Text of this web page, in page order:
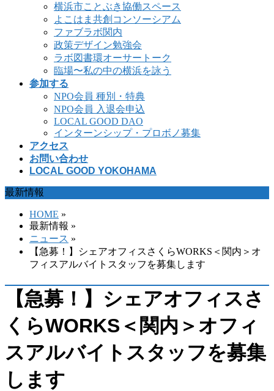
横浜市ことぶき協働スペース
よこはま共創コンソーシアム
ファブラボ関内
政策デザイン勉強会
ラボ図書環オーサートーク
臨場〜私の中の横浜を詠う
参加する
NPO会員 種別・特典
NPO会員 入退会申込
LOCAL GOOD DAO
インターンシップ・プロボノ募集
アクセス
お問い合わせ
LOCAL GOOD YOKOHAMA
最新情報
HOME »
最新情報 »
ニュース »
【急募！】シェアオフィスさくらWORKS＜関内＞オ
フィスアルバイトスタッフを募集します
【急募！】シェアオフィスさ
くらWORKS＜関内＞オフィ
スアルバイトスタッフを募集
します